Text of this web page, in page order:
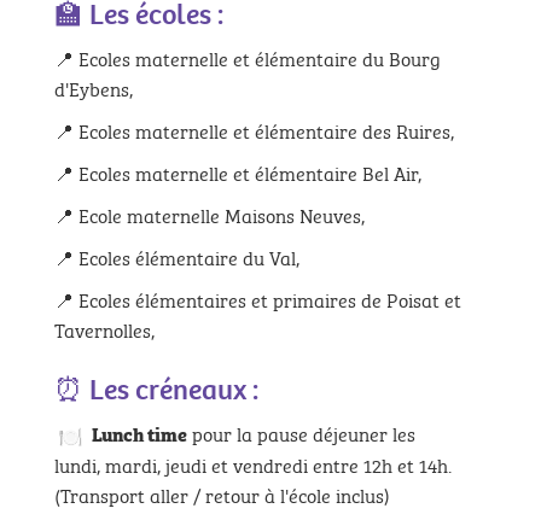
🏫 Les écoles :
📍 Ecoles maternelle et élémentaire du Bourg
d'Eybens,
📍 Ecoles maternelle et élémentaire des Ruires,
📍 Ecoles maternelle et élémentaire Bel Air,
📍 Ecole maternelle Maisons Neuves,
📍 Ecoles élémentaire du Val,
📍 Ecoles élémentaires et primaires de Poisat et
Tavernolles,
⏰ Les créneaux :
Lunch timepour la pause déjeuner les
lundi, mardi, jeudi et vendredi entre 12h et 14h.
(Transport aller / retour à l'école inclus)